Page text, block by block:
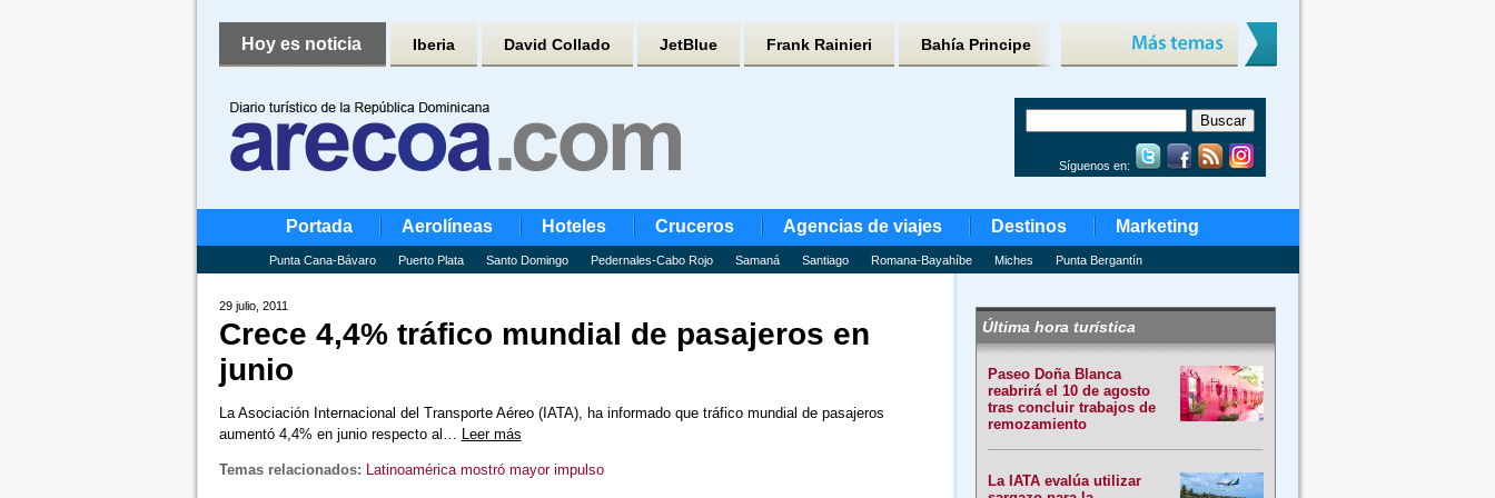
Hoy es noticia Iberia David Collado JetBlue Frank Rainieri Bahía Principe
Síguenos en:
Portada Aerolíneas Hoteles Cruceros Agencias de viajes Destinos Marketing
Punta Cana-Bávaro Puerto Plata Santo Domingo Pedernales-Cabo Rojo Samaná Santiago Romana-Bayahíbe Miches Punta Bergantín
29 julio, 2011
Crece 4,4% tráfico mundial de pasajeros en
junio
La Asociación Internacional del Transporte Aéreo (IATA), ha informado que tráfico mundial de pasajeros
aumentó 4,4% en junio respecto al… Leer más
Temas relacionados: Latinoamérica mostró mayor impulso
Última hora turística
Paseo Doña Blanca
reabrirá el 10 de agosto
tras concluir trabajos de
remozamiento
La IATA evalúa utilizar